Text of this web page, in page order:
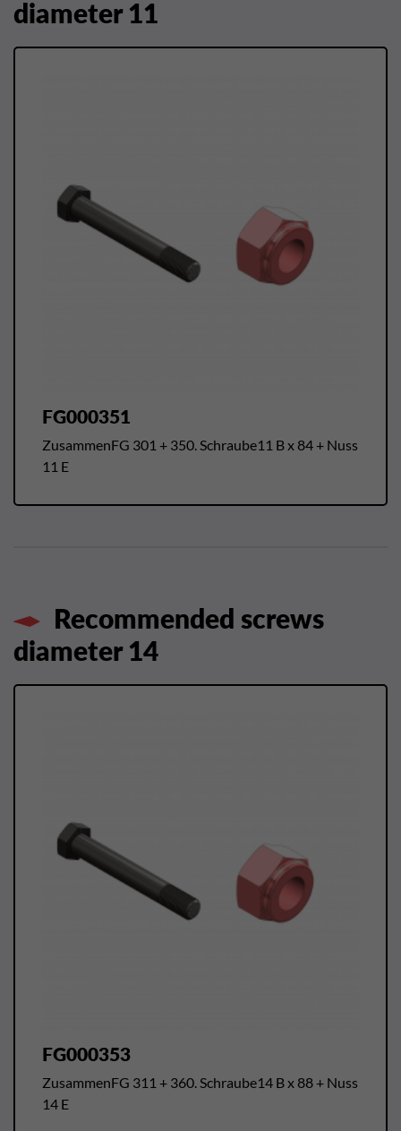
diameter 11
FG000351
ZusammenFG 301 + 350. Schraube11 B x 84 + Nuss
11 E
Recommended screws
diameter 14
FG000353
ZusammenFG 311 + 360. Schraube14 B x 88 + Nuss
14 E